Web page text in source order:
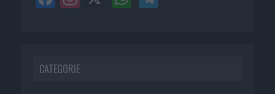
CATEGORIE